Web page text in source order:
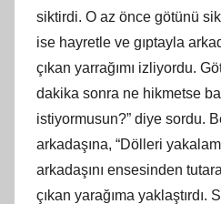
siktirdi. O az önce götünü
ise hayretle ve gıptayla
çıkan yarrağımı izliyordu.
dakika sonra ne hikmetse
istiyormusun?” diye sordu.
arkadaşına, “Dölleri
arkadaşını ensesinden
çıkan yarağıma yaklaştırdı.